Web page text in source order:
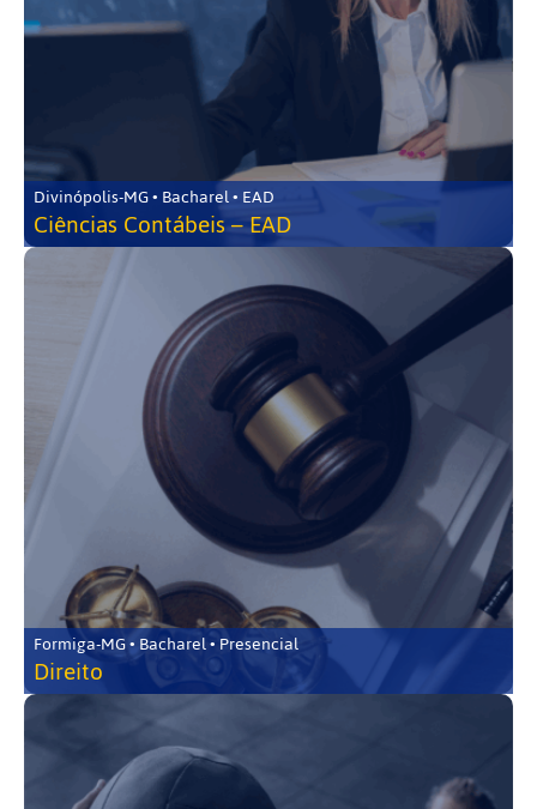
Divinópolis-MG • Bacharel • EAD
Ciências Contábeis – EAD
Formiga-MG • Bacharel • Presencial
Direito